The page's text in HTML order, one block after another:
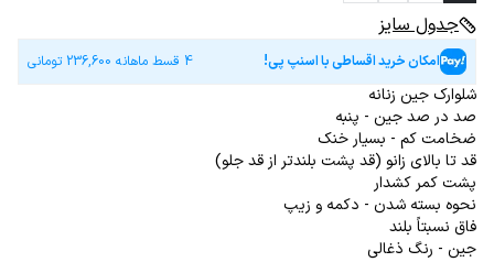
جدول سایز
امکان خرید اقساطی با اسنپ پی! 4 قسط ماهانه 236,600 تومانی
شلوارک جین زنانه
صد در صد جین - پنبه
ضخامت کم - بسیار خنک
قد تا بالای زانو (قد پشت بلندتر از قد جلو)
پشت کمر کشدار
نحوه بسته شدن - دکمه و زیپ
فاق نسبتاً بلند
جین - رنگ ذغالی